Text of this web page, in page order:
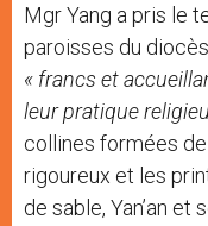
Mgr Yang a pris le
paroisses du
« francs et
leur pratique
collines formées
rigoureux et les
de sable, Yan’an